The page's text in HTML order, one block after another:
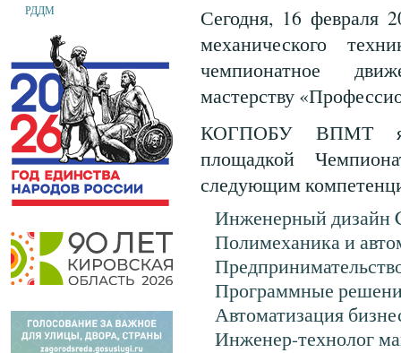
РДДМ
Сегодня, 16 февраля
механического
чемпионатное
мастерству
КОГПОБУ ВПМТ
площадкой
следующим
Инженерный
Полимеханика и
Программные
Автоматизация
Инженер-технолог